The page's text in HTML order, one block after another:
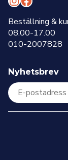
I
n
s
t
a
g
r
a
F
a
c
e
b
o
o
k
Beställning &
08.00-17.00
010-2007828
Nyhetsbrev